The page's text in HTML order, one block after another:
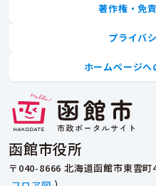
函館市役所
〒040-8666 北海道函館市東雲町
著作権・免
プライバ
ホームページ